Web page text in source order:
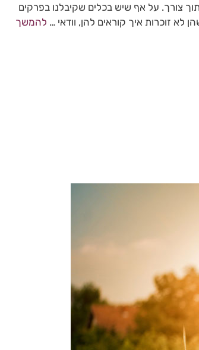
על אף שיש בכלים שקיבלנו בפרקים
זוכרות איך קוראים להן, וודאי … להמשך